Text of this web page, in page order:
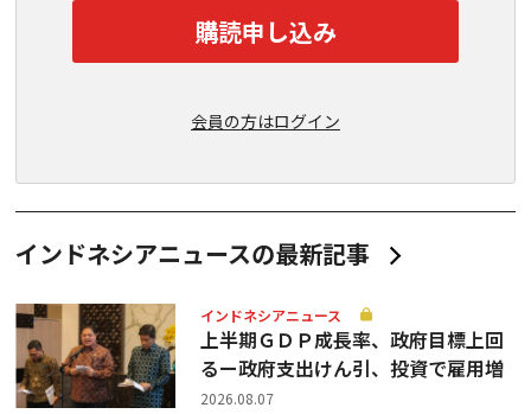
購読申し込み
会員の方はログイン
インドネシアニュースの最新記事
インドネシアニュース
上半期ＧＤＰ成長率、政府目標上回
るー政府支出けん引、投資で雇用増
2026.08.07